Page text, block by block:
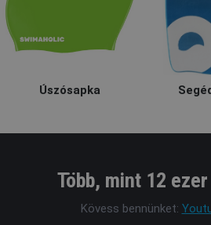
Úszósapka
Több, mint 12
Kövess bennünket: